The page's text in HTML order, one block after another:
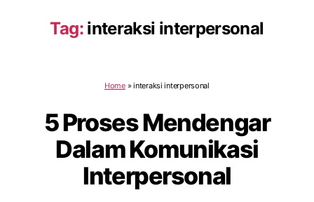
Tag: interaksi interpersonal
Home»interaksi interpersonal
5 Proses Mendengar
Dalam Komunikasi
Interpersonal